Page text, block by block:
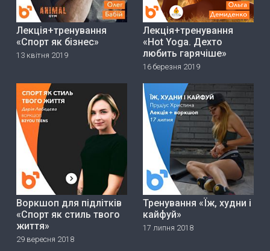
Лекція+тренування
«Спорт як бізнес»
13 квітня 2019
Лекція+тренування
«Hot Yoga. Дехто
любить гарячіше»
16 березня 2019
Воркшоп для підлітків
«Спорт як стиль твого
життя»
29 вересня 2018
Тренування «Їж, худни і
кайфуй»
17 липня 2018